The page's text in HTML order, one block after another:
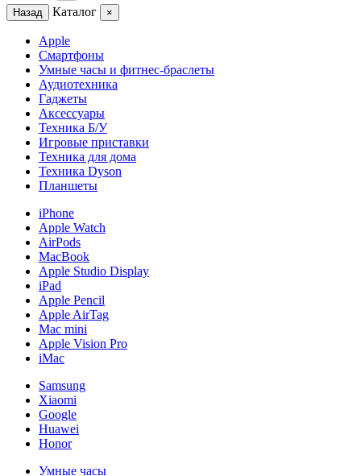
Назад Каталог ×
Apple
Смартфоны
Умные часы и фитнес-браслеты
Аудиотехника
Гаджеты
Аксессуары
Техника Б/У
Игровые приставки
Техника для дома
Техника Dyson
Планшеты
iPhone
Apple Watch
AirPods
MacBook
Apple Studio Display
iPad
Apple Pencil
Apple AirTag
Mac mini
Apple Vision Pro
iMac
Samsung
Xiaomi
Google
Huawei
Honor
Умные часы